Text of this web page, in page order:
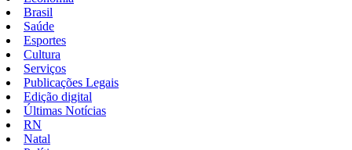
Brasil
Saúde
Esportes
Cultura
Serviços
Publicações Legais
Edição digital
Últimas Notícias
RN
Natal